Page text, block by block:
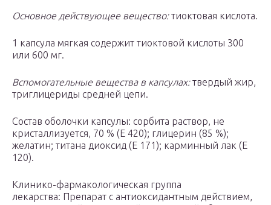
Основное действующее вещество:тиоктовая кислота.
1 капсула мягкая содержит тиоктовой кислоты 300
или 600 мг.
Вспомогательные вещества в капсулах:твердый жир,
триглицериды средней цепи.
Состав оболочки капсулы: сорбита раствор, не
кристаллизуется, 70 % (Е 420); глицерин (85 %);
желатин; титана диоксид (Е 171); карминный лак (Е
120).
Клинико-фармакологическая группа
лекарства: Препарат с антиоксидантным действием,